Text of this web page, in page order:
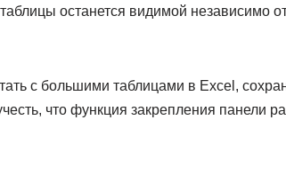
останется видимой независимо
с большими таблицами в Excel,
что функция закрепления панели